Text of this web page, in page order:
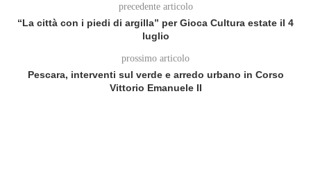
precedente articolo
“La città con i piedi di argilla” per Gioca Cultura estate il 4
luglio
prossimo articolo
Pescara, interventi sul verde e arredo urbano in Corso
Vittorio Emanuele II